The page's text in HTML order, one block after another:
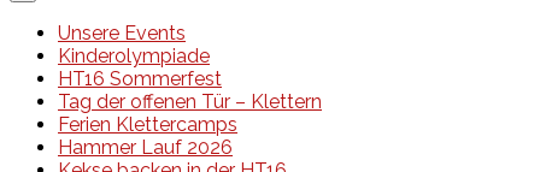
Unsere Events
Kinderolympiade
HT16 Sommerfest
Tag der offenen Tür – Klettern
Ferien Klettercamps
Hammer Lauf 2026